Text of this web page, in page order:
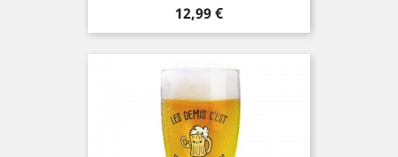
Prix
12,99 €